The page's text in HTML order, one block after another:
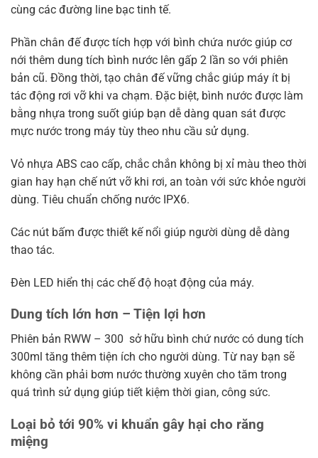
cùng các đường line bạc tinh tế.
Phần chân đế được tích hợp với bình chứa nước giúp cơ
nới thêm dung tích bình nước lên gấp 2 lần so với phiên
bản cũ. Đồng thời, tạo chân đế vững chắc giúp máy ít bị
tác động rơi vỡ khi va chạm. Đặc biệt, bình nước được làm
bằng nhựa trong suốt giúp bạn dễ dàng quan sát được
mực nước trong máy tùy theo nhu cầu sử dụng.
Vỏ nhựa ABS cao cấp, chắc chắn không bị xỉ màu theo thời
gian hay hạn chế nứt vỡ khi rơi, an toàn với sức khỏe người
dùng. Tiêu chuẩn chống nước IPX6.
Các nút bấm được thiết kế nổi giúp người dùng dễ dàng
thao tác.
Đèn LED hiển thị các chế độ hoạt động của máy.
Dung tích lớn hơn – Tiện lợi hơn
Phiên bản RWW – 300 sở hữu bình chứ nước có dung tích
300ml tăng thêm tiện ích cho người dùng. Từ nay bạn sẽ
không cần phải bơm nước thường xuyên cho tăm trong
quá trình sử dụng giúp tiết kiệm thời gian, công sức.
Loại bỏ tới 90% vi khuẩn gây hại cho răng
miệng